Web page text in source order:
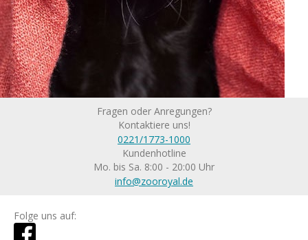
Fragen oder Anregungen?
Kontaktiere uns!
0221/1773-1000
Kundenhotline
Mo. bis Sa. 8:00 - 20:00 Uhr
info@zooroyal.de
Folge uns auf: